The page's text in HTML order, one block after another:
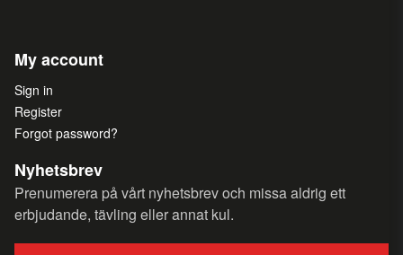
My account
Sign in
Register
Forgot password?
Nyhetsbrev
Prenumerera på vårt nyhetsbrev och missa aldrig ett
erbjudande, tävling eller annat kul.